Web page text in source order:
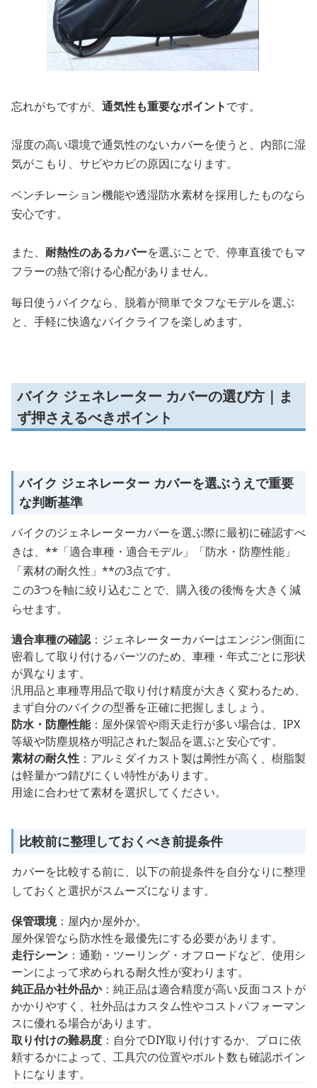
忘れがちですが、 通気性も重要なポイントです。
湿度の高い環境で通気性のないカバーを使うと、内部に湿
気がこもり、サビやカビの原因になります。
ベンチレーション機能や透湿防水素材を採用したものなら
安心です。
また、 耐熱性のあるカバーを選ぶことで、停車直後でもマ
フラーの熱で溶ける心配がありません。
毎日使うバイクなら、脱着が簡単でタフなモデルを選ぶ
と、手軽に快適なバイクライフを楽しめます。
バイク ジェネレーター カバーの選び方｜ま
ず押さえるべきポイント
バイク ジェネレーター カバーを選ぶうえで重要
な判断基準
バイクのジェネレーターカバーを選ぶ際に最初に確認すべ
きは、**「適合車種・適合モデル」「防水・防塵性能」
「素材の耐久性」**の3点です。
この3つを軸に絞り込むことで、購入後の後悔を大きく減
らせます。
適合車種の確認：ジェネレーターカバーはエンジン側面に
密着して取り付けるパーツのため、車種・年式ごとに形状
が異なります。
汎用品と車種専用品で取り付け精度が大きく変わるため、
まず自分のバイクの型番を正確に把握しましょう。
防水・防塵性能：屋外保管や雨天走行が多い場合は、IPX
等級や防塵規格が明記された製品を選ぶと安心です。
素材の耐久性 ：アルミダイカスト製は剛性が高く、樹脂製
は軽量かつ錆びにくい特性があります。
用途に合わせて素材を選択してください。
比較前に整理しておくべき前提条件
カバーを比較する前に、以下の前提条件を自分なりに整理
しておくと選択がスムーズになります。
保管環境：屋内か屋外か。
屋外保管なら防水性を最優先にする必要があります。
走行シーン ：通勤・ツーリング・オフロードなど、使用シ
ーンによって求められる耐久性が変わります。
純正品か社外品か：純正品は適合精度が高い反面コストが
かかりやすく、社外品はカスタム性やコストパフォーマン
スに優れる場合があります。
取り付けの難易度 ：自分でDIY取り付けするか、プロに依
頼するかによって、工具穴の位置やボルト数も確認ポイン
トになります。